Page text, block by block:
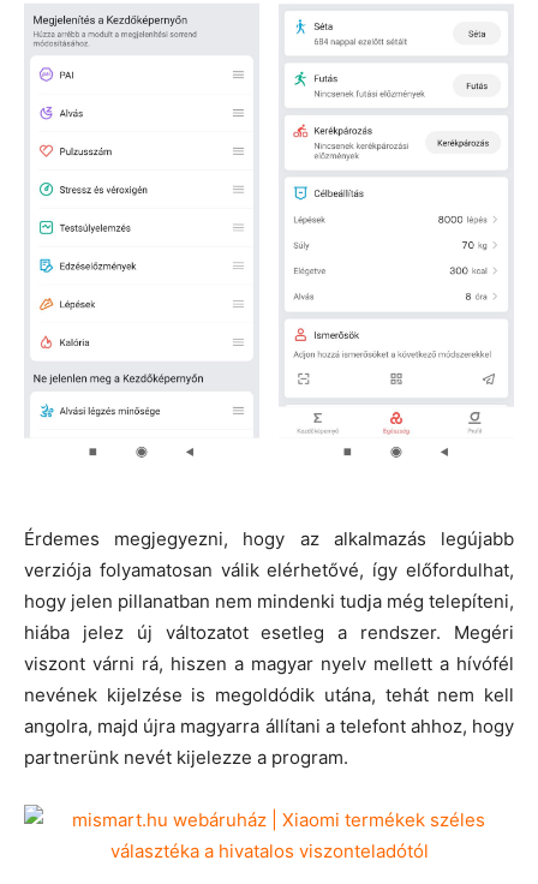
Érdemes megjegyezni, hogy az alkalmazás legújabb
verziója folyamatosan válik elérhetővé, így előfordulhat,
hogy jelen pillanatban nem mindenki tudja még telepíteni,
hiába jelez új változatot esetleg a rendszer. Megéri
viszont várni rá, hiszen a magyar nyelv mellett a hívófél
nevének kijelzése is megoldódik utána, tehát nem kell
angolra, majd újra magyarra állítani a telefont ahhoz, hogy
partnerünk nevét kijelezze a program.